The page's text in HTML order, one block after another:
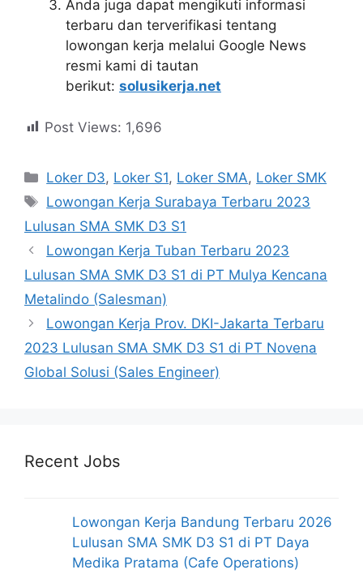
Anda juga dapat mengikuti informasi
terbaru dan terverifikasi tentang
lowongan kerja melalui Google News
resmi kami di tautan
berikut: solusikerja.net
Post Views: 1,696
Kategori
Loker D3, Loker S1, Loker SMA, Loker SMK
Tag
Lowongan Kerja Surabaya Terbaru 2023
Lulusan SMA SMK D3 S1
Lowongan Kerja Tuban Terbaru 2023
Lulusan SMA SMK D3 S1 di PT Mulya Kencana
Metalindo (Salesman)
Lowongan Kerja Prov. DKI-Jakarta Terbaru
2023 Lulusan SMA SMK D3 S1 di PT Novena
Global Solusi (Sales Engineer)
Recent Jobs
Lowongan Kerja Bandung Terbaru 2026
Lulusan SMA SMK D3 S1 di PT Daya
Medika Pratama (Cafe Operations)